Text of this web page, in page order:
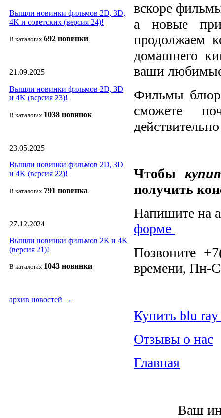
Вышли новинки фильмов 2D, 3D,
4K и советских (версия 24)!
В каталогах 692 новинки.
21.09.2025
Вышли новинки фильмов 2D, 3D
и 4K (версия 23)!
В каталогах 1038 новинок.
23.05.2025
Вышли новинки фильмов 2D, 3D
и 4K (версия 22)!
В каталогах 791 новинка.
27.12.2024
Вышли новинки фильмов 2K и 4K
(версия 21)!
В каталогах 1043 новинки.
архив новостей →
вскоре
а новые
продолжаем
домашнего
ваши
Фильмы
сможете
Чтобы
получить
Напишите на
форме
Позвоните
времени, Пн-
Купить blu ray
Отзывы о нас
Главная
Ваш